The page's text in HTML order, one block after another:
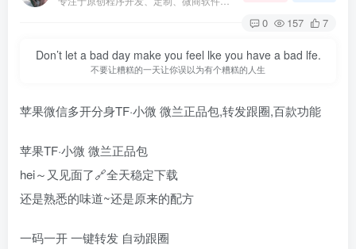
0 157 7
Don’t let a bad day make you feel lke you have a bad lfe.
不要让糟糕的一天让你误以为有个糟糕的人生
苹果微信多开分身TF·小微 微兰正品包,转发跟圈,百款功能
苹果TF·小微 微兰正品包
hei～又见面了🔗全天稳定下载
还是熟悉的味道~还是原来的配方
一码一开 一键转发 自动跟圈